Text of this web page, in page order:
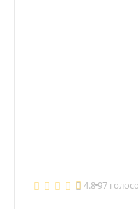
4.8 97